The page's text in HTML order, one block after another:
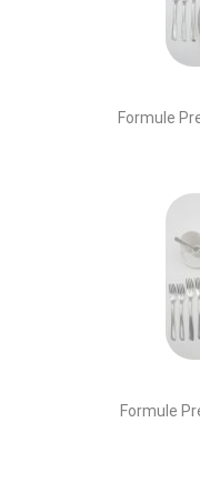
Formule
Formule